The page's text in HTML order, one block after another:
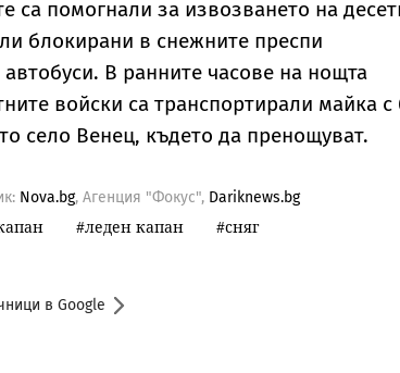
са помогнали за извозването на
блокирани в снежните преспи
В ранните часове на нощта
войски са транспортирали майка с
село Венец, където да пренощуват.
Nova.bg, Агенция "Фокус", Dariknews.bg
леден капан сняг
в Google